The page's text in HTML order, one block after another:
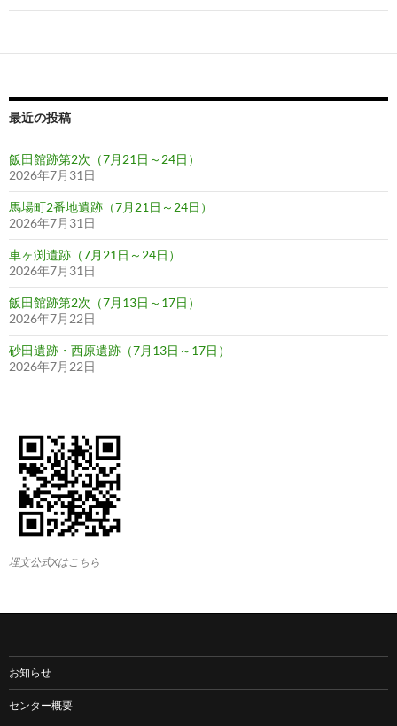
ゲ
ー
ョ
最近の投稿
飯田館跡第2次（7月21日～24日）
2026年7月31日
馬場町2番地遺跡（7月21日～24日）
2026年7月31日
車ヶ渕遺跡（7月21日～24日）
2026年7月31日
飯田館跡第2次（7月13日～17日）
2026年7月22日
砂田遺跡・西原遺跡（7月13日～17日）
2026年7月22日
埋文公式Xはこちら
お知らせ
センター概要